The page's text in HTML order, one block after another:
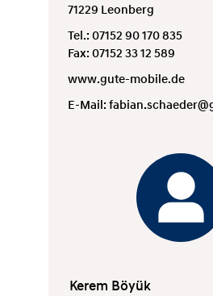
71229 Leonberg
Tel.: 07152 90 170 835
Fax: 07152 33 12 589
www.gute-mobile.de
E-Mail:
Kerem Böyük